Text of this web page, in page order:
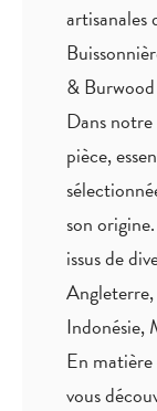
artisanales
&
Dans
pièce,
son
issus de
Indonésie,
En
vous